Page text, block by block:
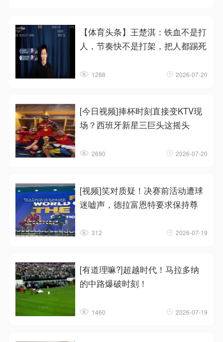
【体育头条】王楚淇：铁血不是打
人，节奏快不是打架，把人都踢死
1288 2026-07-20
[今日视频]捧杯时刻直接变KTV现
场？西班牙新星三巨头这摇头
2690 2026-07-20
[视频]笑对质疑！决赛前活动遭球
迷嘘声，德拉富恩特要求保持尊
312 2026-07-19
[有道理嘛?]超越时代！马拉多纳
的中路爆破时刻！
1460 2026-07-19